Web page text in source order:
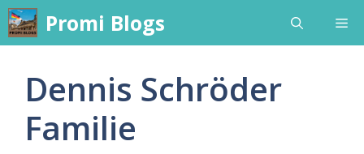
Skip
to
content
Promi Blogs
Dennis Schröder
Familie